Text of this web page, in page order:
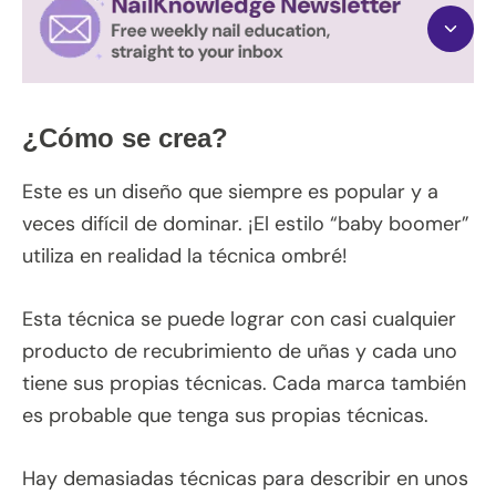
¿Cómo se crea?
Este es un diseño que siempre es popular y a
veces difícil de dominar. ¡El estilo “baby boomer”
utiliza en realidad la técnica ombré!
Esta técnica se puede lograr con casi cualquier
producto de recubrimiento de uñas y cada uno
tiene sus propias técnicas. Cada marca también
es probable que tenga sus propias técnicas.
Hay demasiadas técnicas para describir en unos